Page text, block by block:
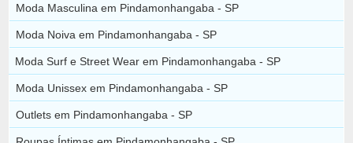
Moda Masculina em Pindamonhangaba - SP
Moda Noiva em Pindamonhangaba - SP
Moda Surf e Street Wear em Pindamonhangaba - SP
Moda Unissex em Pindamonhangaba - SP
Outlets em Pindamonhangaba - SP